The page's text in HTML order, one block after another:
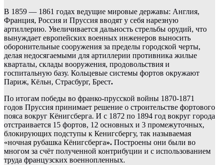
В 1859 — 1861 годах ведущие мировые державы: Англия,
Франция, Россия и Пруссия вводят у себя нарезную
артиллерию. Увеличивается дальность стрельбы орудий, что
вынуждает европейских военных инженеров выносить
оборонительные сооружения за пределы городской черты,
делая недосягаемыми для артиллерии противника жилые
кварталы, склады вооружения, продовольствия и
госпитальнyю базу. Кольцевые системы фортов окружают
Париж, Кёльн, Страсбург, Брест.
По итогам победы во франко-прусской войны 1870-1871
годов Пруссия принимает решение о строительстве фортового
пояса вокруг Кёнигсберга. И с 1872 по 1894 год вокруг города
отстраивается 15 фортов, 12 основных и 3 промежуточных,
блокирующих подступы к Кенигсбергу, так называемая
«ночная рубашка Кёнигсберга». Построены они были во
многом за счёт полученной контрибуции и с использованием
труда французских военнопленных.